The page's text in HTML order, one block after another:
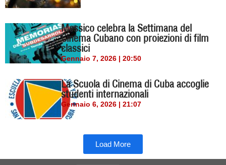
Messico celebra la Settimana del
Cinema Cubano con proiezioni di film
classici
Gennaio 7, 2026 | 20:50
La Scuola di Cinema di Cuba accoglie
studenti internazionali
Gennaio 6, 2026 | 21:07
Load More